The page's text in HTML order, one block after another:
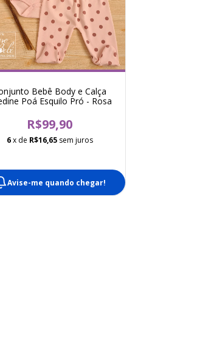
Bebê Body e Calça
Poá Esquilo Pró - Rosa
R$99,90
6 x de R$16,65 sem juros
Avise-me quando chegar!